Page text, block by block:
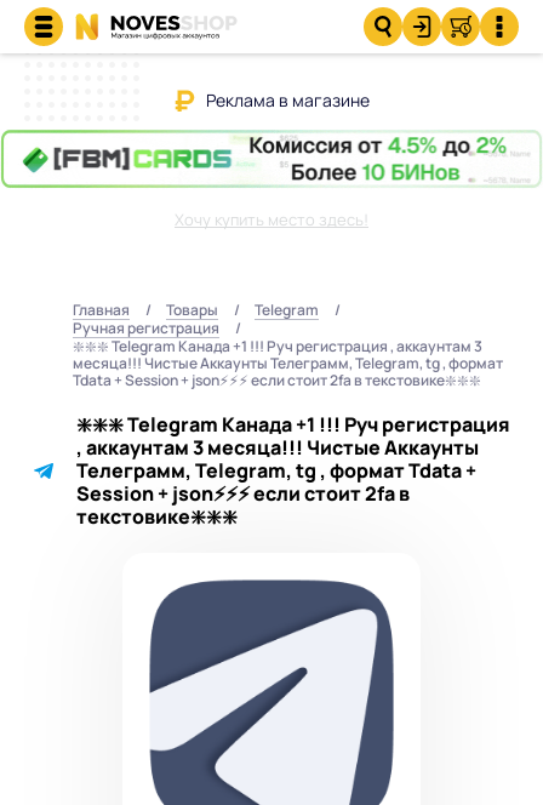
Реклама в магазине
Хочу купить место здесь!
Главная Товары
Telegram
Ручная регистрация
❇️❇️❇️ Telegram Канада +1 !!! Руч регистрация , аккаунтам 3
месяца!!! Чистые Аккаунты Телеграмм, Telegram, tg , формат
Tdata + Session + json⚡⚡⚡ если стоит 2fa в текстовике❇️❇️❇️
❇️❇️❇️ Telegram Канада +1 !!! Руч регистрация
, аккаунтам 3 месяца!!! Чистые Аккаунты
Телеграмм, Telegram, tg , формат Tdata +
Session + json⚡⚡⚡ если стоит 2fa в
текстовике❇️❇️❇️